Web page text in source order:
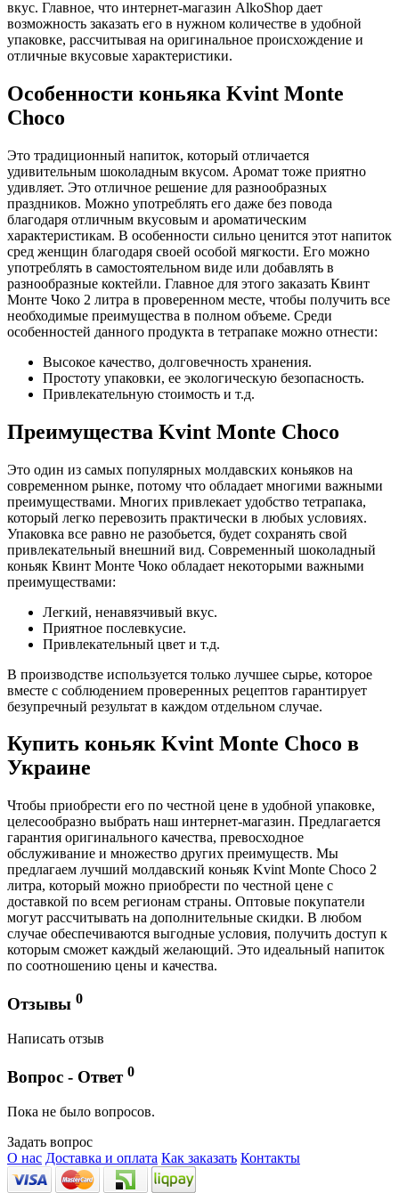
вкус. Главное, что интернет-магазин AlkoShop дает
возможность заказать его в нужном количестве в удобной
упаковке, рассчитывая на оригинальное происхождение и
отличные вкусовые характеристики.
Особенности коньяка Kvint Monte
Choco
Это традиционный напиток, который отличается
удивительным шоколадным вкусом. Аромат тоже приятно
удивляет. Это отличное решение для разнообразных
праздников. Можно употреблять его даже без повода
благодаря отличным вкусовым и ароматическим
характеристикам. В особенности сильно ценится этот напиток
сред женщин благодаря своей особой мягкости. Его можно
употреблять в самостоятельном виде или добавлять в
разнообразные коктейли. Главное для этого заказать Квинт
Монте Чоко 2 литра в проверенном месте, чтобы получить все
необходимые преимущества в полном объеме. Среди
особенностей данного продукта в тетрапаке можно отнести:
Высокое качество, долговечность хранения.
Простоту упаковки, ее экологическую безопасность.
Привлекательную стоимость и т.д.
Преимущества Kvint Monte Choco
Это один из самых популярных молдавских коньяков на
современном рынке, потому что обладает многими важными
преимуществами. Многих привлекает удобство тетрапака,
который легко перевозить практически в любых условиях.
Упаковка все равно не разобьется, будет сохранять свой
привлекательный внешний вид. Современный шоколадный
коньяк Квинт Монте Чоко обладает некоторыми важными
преимуществами:
Легкий, ненавязчивый вкус.
Приятное послевкусие.
Привлекательный цвет и т.д.
В производстве используется только лучшее сырье, которое
вместе с соблюдением проверенных рецептов гарантирует
безупречный результат в каждом отдельном случае.
Купить коньяк Kvint Monte Choco в
Украине
Чтобы приобрести его по честной цене в удобной упаковке,
целесообразно выбрать наш интернет-магазин. Предлагается
гарантия оригинального качества, превосходное
обслуживание и множество других преимуществ. Мы
предлагаем лучший молдавский коньяк Kvint Monte Choco 2
литра, который можно приобрести по честной цене с
доставкой по всем регионам страны. Оптовые покупатели
могут рассчитывать на дополнительные скидки. В любом
случае обеспечиваются выгодные условия, получить доступ к
которым сможет каждый желающий. Это идеальный напиток
по соотношению цены и качества.
Отзывы 0
Написать отзыв
Вопрос - Ответ 0
Пока не было вопросов.
Задать вопрос
О нас Доставка и оплата Как заказать Контакты